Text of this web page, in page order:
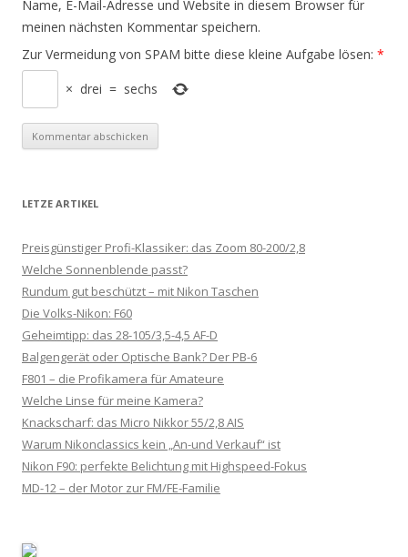
Name, E-Mail-Adresse und Website in diesem Browser für
meinen nächsten Kommentar speichern.
Zur Vermeidung von SPAM bitte diese kleine Aufgabe lösen: *
× drei = sechs
LETZE ARTIKEL
Preisgünstiger Profi-Klassiker: das Zoom 80-200/2,8
Welche Sonnenblende passt?
Rundum gut beschützt – mit Nikon Taschen
Die Volks-Nikon: F60
Geheimtipp: das 28-105/3,5-4,5 AF-D
Balgengerät oder Optische Bank? Der PB-6
F801 – die Profikamera für Amateure
Welche Linse für meine Kamera?
Knackscharf: das Micro Nikkor 55/2,8 AIS
Warum Nikonclassics kein „An-und Verkauf“ ist
Nikon F90: perfekte Belichtung mit Highspeed-Fokus
MD-12 – der Motor zur FM/FE-Familie